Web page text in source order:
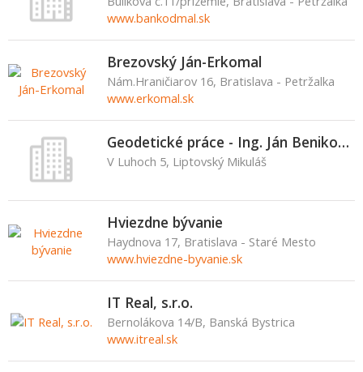
www.bankodmal.sk
Brezovský Ján-Erkomal
Nám.Hraničiarov 16, Bratislava - Petržalka
www.erkomal.sk
Geodetické práce - Ing. Ján Benikovský
V Luhoch 5, Liptovský Mikuláš
Hviezdne bývanie
Haydnova 17, Bratislava - Staré Mesto
www.hviezdne-byvanie.sk
IT Real, s.r.o.
Bernolákova 14/B, Banská Bystrica
www.itreal.sk